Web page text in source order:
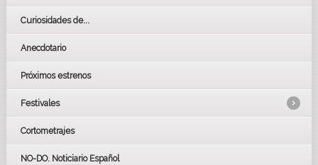
Curiosidades de...
Anecdotario
Próximos estrenos
Festivales
LOS OSCARS
GOYAS
Cortometrajes
NO-DO. Noticiario Español